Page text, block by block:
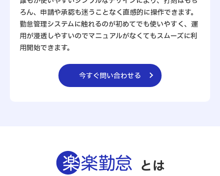
ろん、申請や承認も迷うことなく直感的に操作できます。
勤怠管理システムに触れるのが初めてでも使いやすく、運
用が浸透しやすいのでマニュアルがなくてもスムーズに利
用開始できます。
今すぐ問い合わせる
とは